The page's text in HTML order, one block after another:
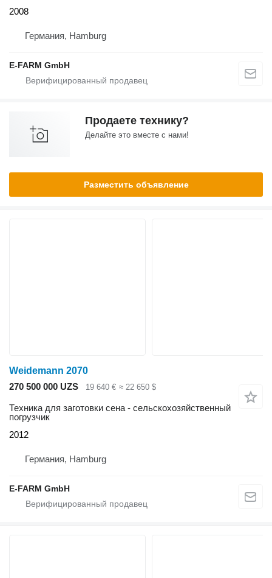
2008
Германия, Hamburg
E-FARM GmbH
Продаете технику?
Делайте это вместе с нами!
Разместить объявление
Weidemann 2070
270 500 000 UZS
19 640 € ≈ 22 650 $
Техника для заготовки сена - сельскохозяйственный
погрузчик
2012
Германия, Hamburg
E-FARM GmbH